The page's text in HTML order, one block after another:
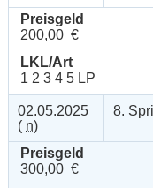
Preisgeld
200,00 €
LKL/Art
1 2 3 4 5 LP
02.05.2025
( n)
8.
Preisgeld
300,00 €